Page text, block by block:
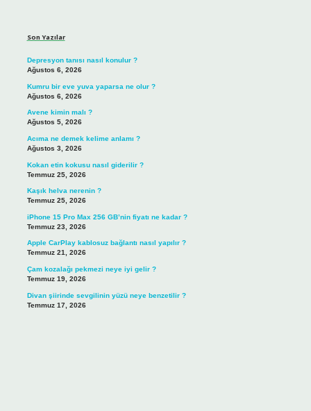
Son Yazılar
Depresyon tanısı nasıl konulur ?
Ağustos 6, 2026
Kumru bir eve yuva yaparsa ne olur ?
Ağustos 6, 2026
Avene kimin malı ?
Ağustos 5, 2026
Acıma ne demek kelime anlamı ?
Ağustos 3, 2026
Kokan etin kokusu nasıl giderilir ?
Temmuz 25, 2026
Kaşık helva nerenin ?
Temmuz 25, 2026
iPhone 15 Pro Max 256 GB’nin fiyatı ne kadar ?
Temmuz 23, 2026
Apple CarPlay kablosuz bağlantı nasıl yapılır ?
Temmuz 21, 2026
Çam kozalağı pekmezi neye iyi gelir ?
Temmuz 19, 2026
Divan şiirinde sevgilinin yüzü neye benzetilir ?
Temmuz 17, 2026